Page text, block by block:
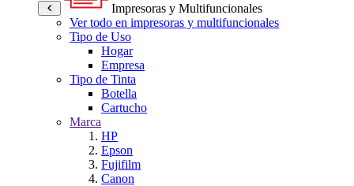
Impresoras y Multifuncionales
Ver todo en impresoras y multifuncionales
Tipo de Uso
Hogar
Empresa
Tipo de Tinta
Botella
Cartucho
Marca
HP
Epson
Fujifilm
Canon